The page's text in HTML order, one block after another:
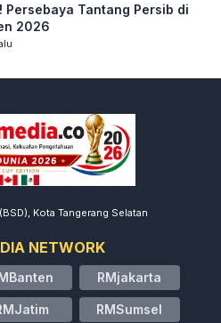
Persebaya Tantang Persib di
2026
Kota Tangerang Selatan
NETWORK
RMjakarta
RMSumsel